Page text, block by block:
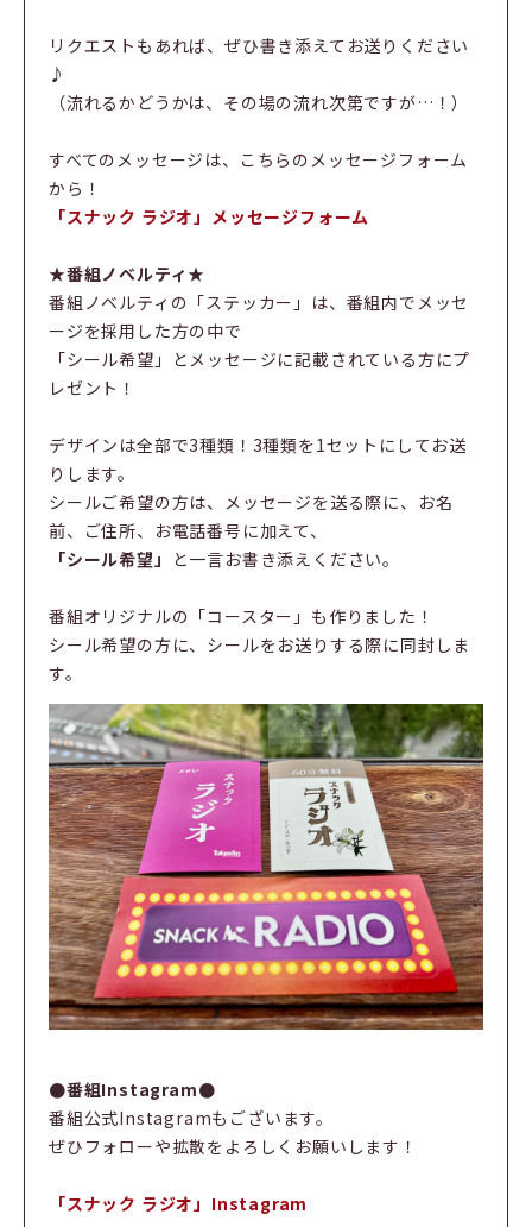
リクエストもあれば、ぜひ書き添えてお送りください
♪
（流れるかどうかは、その場の流れ次第ですが…！）
すべてのメッセージは、こちらのメッセージフォーム
から！
「スナック ラジオ」メッセージフォーム
★番組ノベルティ★
番組ノベルティの「ステッカー」は、番組内でメッセ
ージを採用した方の中で
「シール希望」とメッセージに記載されている方にプ
レゼント！
デザインは全部で3種類！3種類を1セットにしてお送
りします。
シールご希望の方は、メッセージを送る際に、お名
前、ご住所、お電話番号に加えて、
「シール希望」 と一言お書き添えください。
番組オリジナルの「コースター」も作りました！
シール希望の方に、シールをお送りする際に同封しま
す。
●番組Instagram●
番組公式Instagramもございます。
ぜひフォローや拡散をよろしくお願いします！
「スナック ラジオ」Instagram